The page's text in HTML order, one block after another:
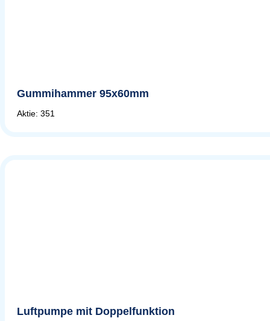
Gummihammer 95x60mm
Aktie: 351
Luftpumpe mit Doppelfunktion